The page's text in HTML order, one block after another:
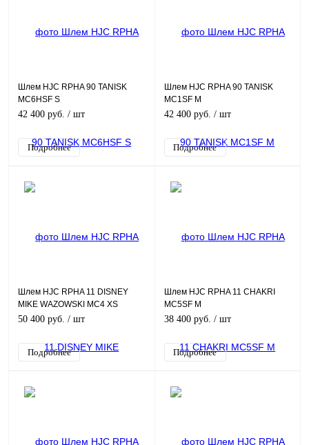
Шлем HJC RPHA 90 TANISK
MC6HSF S
42 400 руб. / шт
Подробнее
Шлем HJC RPHA 90 TANISK
MC1SF M
42 400 руб. / шт
Подробнее
Шлем HJC RPHA 11 DISNEY
MIKE WAZOWSKI MC4 XS
50 400 руб. / шт
Подробнее
Шлем HJC RPHA 11 CHAKRI
MC5SF M
38 400 руб. / шт
Подробнее